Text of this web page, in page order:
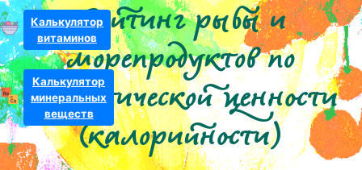
Калькулятор
витаминов
Калькулятор
минеральных
веществ
Рейтинг рыбы и
морепродуктов по
энергетической ценности
(калорийности)